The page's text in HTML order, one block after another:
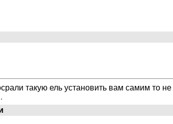
такую ель установить вам самим то